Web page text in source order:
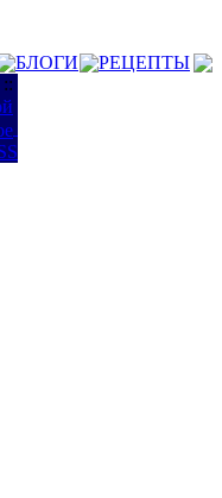
БЛОГИ
РЕЦЕПТЫ
::